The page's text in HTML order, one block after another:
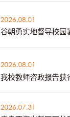
2026.08.01
谷朝勇实地督导校园
2026.08.01
我校教师咨政报告获
2026.07.31